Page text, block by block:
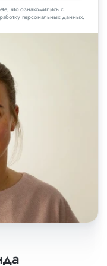
что ознакомились с
персональных данных.